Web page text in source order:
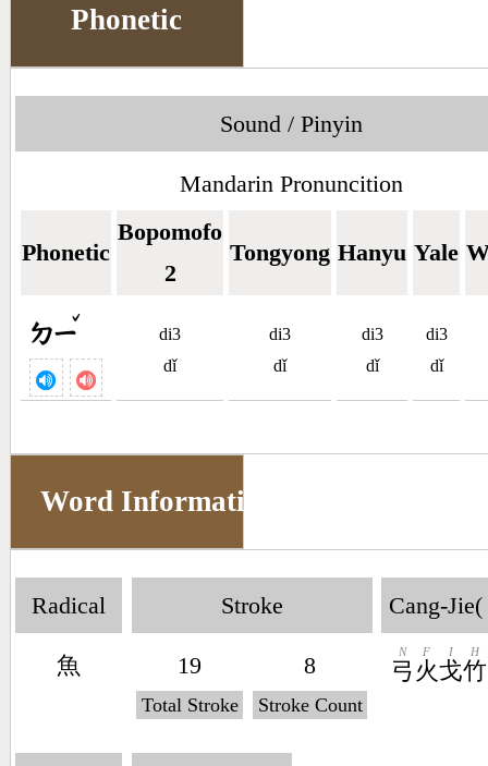
Phonetic
Sound / Pinyin
Mandarin Pronuncition
Phonetic
Bopomofo
2
Tongyong Hanyu Yale
ㄉㄧ
ˇ
di3
dǐ
di3
dǐ
di3
dǐ
di3
dǐ
Word Information
Radical
魚
Stroke
19
Total Stroke
8
Stroke Count
Cang-Jie(
弓
N
火
F
戈
I
竹
H